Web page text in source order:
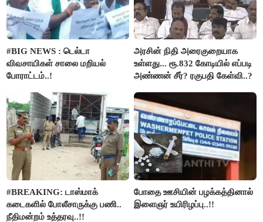
#BIG NEWS : டெல்டா
விவசாயிகள் சாலை மறியல்
போராட்டம்..!
அரசின் நிதி அரைகுறையாக
உள்ளது... ரூ.832 கோடியில் எப்படி
அண்ணன் சீர்? ரகுபதி கேள்வி..?
#BREAKING: டாஸ்மாக்
கடைகளில் போலீசாருக்கு பணி..
நீதிமன்றம் உத்தரவு..!!
போதை ஊசியின் பழக்கத்தினால்
இளைஞர் உயிரிழப்பு..!!